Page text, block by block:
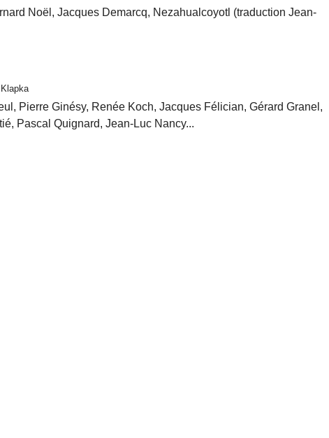
Noël, Jacques Demarcq, Nezahualcoyotl (traduction Jean-
Pierre Ginésy, Renée Koch, Jacques Félician, Gérard Granel,
Pascal Quignard, Jean-Luc Nancy...